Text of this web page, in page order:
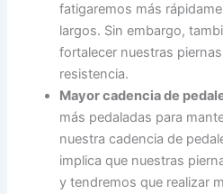
fatigaremos más
largos. Sin embargo,
fortalecer nuestras
resistencia.
Mayor cadencia de
más pedaladas para
nuestra cadencia de
implica que nuestras
y tendremos que realizar